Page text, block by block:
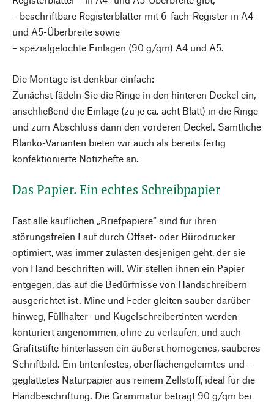
– beschriftbare Registerblätter mit 6-fach-Register in A4-
und A5-Überbreite sowie
– spezialgelochte Einlagen (90 g/qm) A4 und A5.
Die Montage ist denkbar einfach:
Zunächst fädeln Sie die Ringe in den hinteren Deckel ein,
anschließend die Einlage (zu je ca. acht Blatt) in die Ringe
und zum Abschluss dann den vorderen Deckel. Sämtliche
Blanko-Varianten bieten wir auch als bereits fertig
konfektionierte Notizhefte an.
Das Papier. Ein echtes Schreibpapier
Fast alle käuflichen „Briefpapiere“ sind für ihren
störungsfreien Lauf durch Offset- oder Büro­drucker
optimiert, was immer zulasten desjenigen geht, der sie
von Hand beschriften will. Wir stellen ihnen ein Papier
entgegen, das auf die Bedürfnisse von Handschreibern
ausgerichtet ist. Mine und Feder gleiten sauber darüber
hinweg, Füllhalter- und Kugelschreibertinten werden
konturiert angenommen, ohne zu verlaufen, und auch
Grafitstifte hinterlassen ein äußerst homogenes, sauberes
Schriftbild. Ein tintenfestes, oberflächen­geleimtes und ­
geglättetes Naturpapier aus reinem Zellstoff, ideal für die
Handbeschriftung. Die Grammatur beträgt 90 g/qm bei